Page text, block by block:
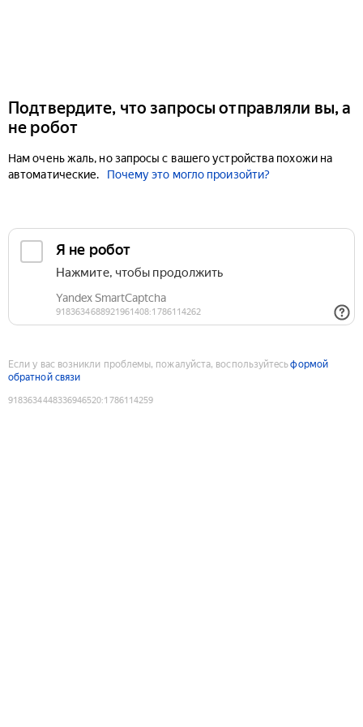
Подтвердите, что запросы отправляли вы, а
не робот
Нам очень жаль, но запросы с вашего устройства похожи на
автоматические.
Почему это могло произойти?
Если у вас возникли проблемы, пожалуйста, воспользуйтесьформой
обратной связи
9183634448336946520:1786114259